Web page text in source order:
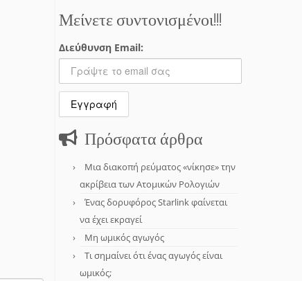
Μείνετε συντονισμένοι!!!
Διεύθυνση Email:
Πρόσφατα άρθρα
Μια διακοπή ρεύματος «νίκησε» την
ακρίβεια των Ατομικών Ρολογιών
Ένας δορυφόρος Starlink φαίνεται
να έχει εκραγεί
Μη ωμικός αγωγός
Τι σημαίνει ότι ένας αγωγός είναι
ωμικός;